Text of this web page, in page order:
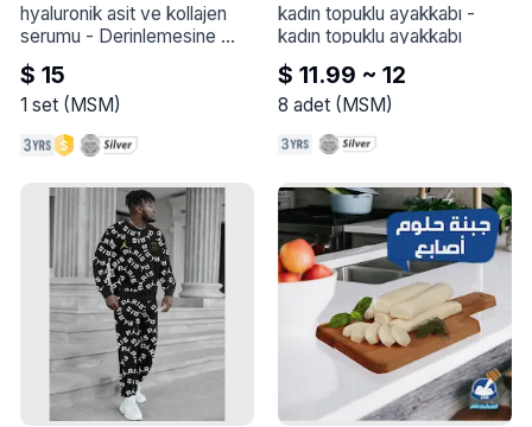
hyaluronik asit ve kollajen
serumu - Derinlemesine
nemlendirir, esnekliğini arttırır
ve genç bir görünüm elde
etmek için kırışıklıkları
$ 15
1 set( MSM)
kadın topuklu ayakkabı
kadın topuklu ayakkabı
$ 11.99 ~ 12
8 adet ( MSM)